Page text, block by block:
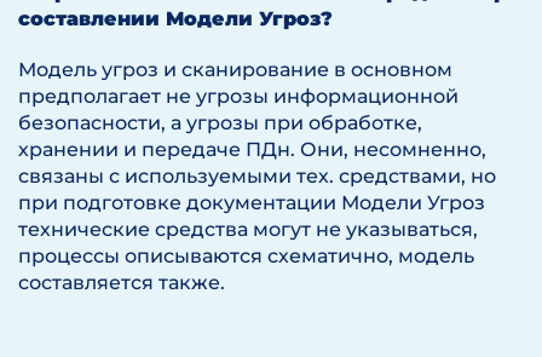
составлении Модели Угроз?
Модель угроз и сканирование в основном
предполагает не угрозы информационной
безопасности, а угрозы при обработке,
хранении и передаче ПДн. Они, несомненно,
связаны с используемыми тех. средствами, но
при подготовке документации Модели Угроз
технические средства могут не указываться,
процессы описываются схематично, модель
составляется также.